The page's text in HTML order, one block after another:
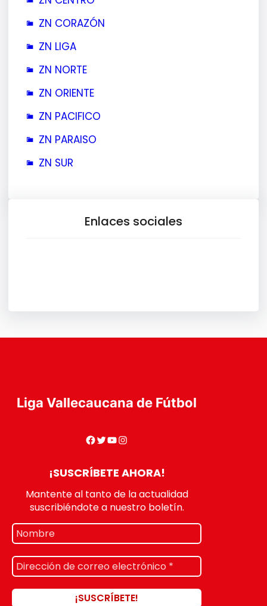
ZN CORAZÓN
ZN LIGA
ZN NORTE
ZN ORIENTE
ZN PACIFICO
ZN PARAISO
ZN SUR
Enlaces sociales
Liga Vallecaucana de Fútbol
¡SUSCRÍBETE AHORA!
Mantente al tanto de la actualidad
suscribiéndote a nuestro boletín.